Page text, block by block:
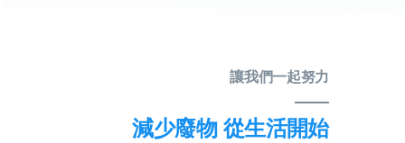
讓我們一起努力
減少廢物 從生活開始